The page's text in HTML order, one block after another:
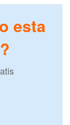
esta